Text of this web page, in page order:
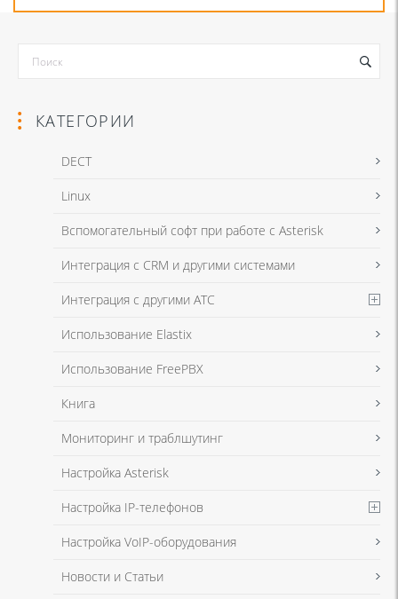
Я даю согласие на обработку моих персональных данных для связи
в соответствии сПолитикой в отношении обработки персональных
Я даю согласие на обработку моих персональных данных для связи
в соответствии с Политикой в отношении обработки персональных
КАТЕГОРИИ
DECT
Linux
Вспомогательный софт при работе с Asterisk
Интеграция с CRM и другими системами
Интеграция с другими АТС
Использование Elastix
Использование FreePBX
Книга
Мониторинг и траблшутинг
Настройка Asterisk
Настройка IP-телефонов
Настройка VoIP-оборудования
Новости и Статьи